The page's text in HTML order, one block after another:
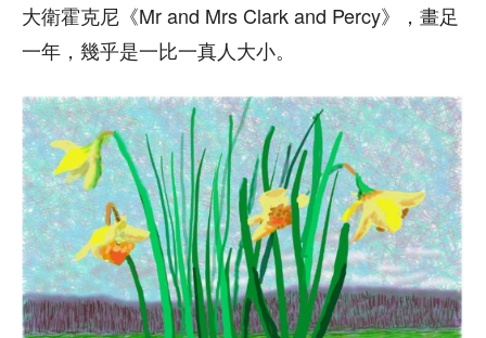
大衛霍克尼《Mr and Mrs Clark and Percy》，畫足
一年，幾乎是一比一真人大小。